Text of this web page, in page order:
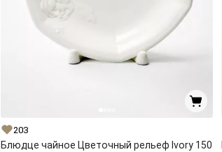
203
Блюдце чайное Цветочный рельеф Ivory 150